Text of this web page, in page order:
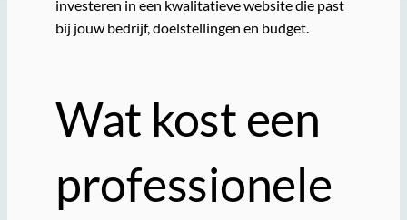
investeren in een kwalitatieve website die past
bij jouw bedrijf, doelstellingen en budget.
Wat kost een
professionele